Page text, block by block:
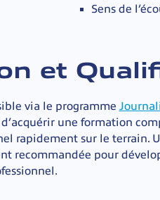
Sens de
et
via le programme
d’acquérir une formation
rapidement sur le terrain.
recommandée pour